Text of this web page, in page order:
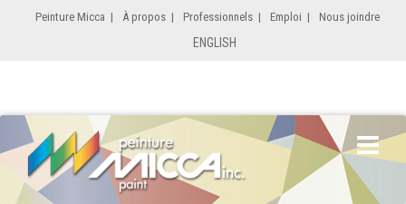
Peinture Micca | À propos | Professionnels | Emploi | Nous joindre
ENGLISH